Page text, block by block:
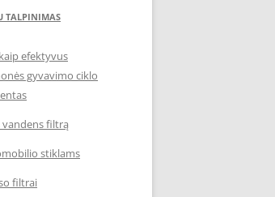
TALPINIMAS
efektyvus
gyvavimo ciklo
filtrą
stiklams
filtrai